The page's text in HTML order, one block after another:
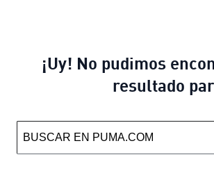
¡Uy! No pudimos
resultado